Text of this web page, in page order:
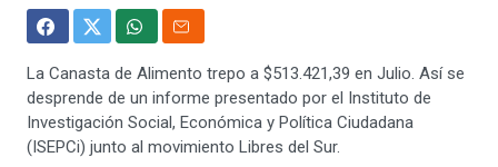
La Canasta de Alimento trepo a $513.421,39 en Julio. Así se
desprende de un informe presentado por el Instituto de
Investigación Social, Económica y Política Ciudadana
(ISEPCi) junto al movimiento Libres del Sur.